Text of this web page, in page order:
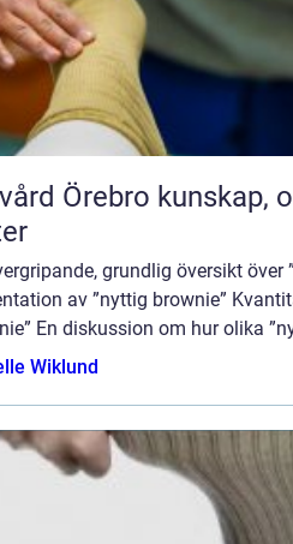
kunskap, omtanke och hållbara
grundlig översikt
av ”nyttig brownie”
En diskussion om hur olika
Wiklund